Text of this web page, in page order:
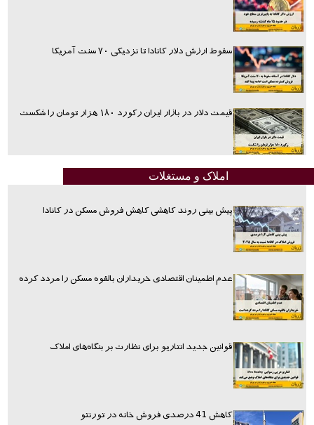
سقوط ارزش دلار کانادا تا نزدیکی ۷۰ سنت آمریکا
قیمت دلار در بازار ایران رکورد ۱۸۰ هزار تومان را شکست
املاک و مستغلات
پیش بینی روند کاهشی کاهش فروش مسکن در کانادا
عدم اطمینان اقتصادی خریداران بالقوه مسکن را مردد کرده
قوانین جدید انتاریو برای نظارت بر بنگاه‌های املاک
کاهش 41 درصدی فروش خانه در تورنتو